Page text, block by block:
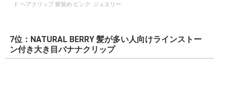
ド ヘアクリップ 髪留め ピンク: ジュエリー
7位：NATURAL BERRY 髪が多い人向けラインストー
ン付き大き目バナナクリップ